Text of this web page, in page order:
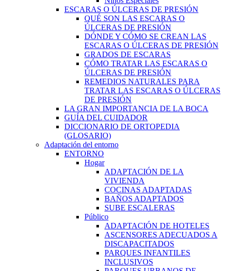
ESCARAS O ÚLCERAS DE PRESIÓN
QUÉ SON LAS ESCARAS O
ÚLCERAS DE PRESIÓN
DÓNDE Y CÓMO SE CREAN LAS
ESCARAS O ÚLCERAS DE PRESIÓN
GRADOS DE ESCARAS
CÓMO TRATAR LAS ESCARAS O
ÚLCERAS DE PRESIÓN
REMEDIOS NATURALES PARA
TRATAR LAS ESCARAS O ÚLCERAS
DE PRESIÓN
LA GRAN IMPORTANCIA DE LA BOCA
GUÍA DEL CUIDADOR
DICCIONARIO DE ORTOPEDIA
(GLOSARIO)
Adaptación del entorno
ENTORNO
Hogar
ADAPTACIÓN DE LA
VIVIENDA
COCINAS ADAPTADAS
BAÑOS ADAPTADOS
SUBE ESCALERAS
Público
ADAPTACIÓN DE HOTELES
ASCENSORES ADECUADOS A
DISCAPACITADOS
PARQUES INFANTILES
INCLUSIVOS